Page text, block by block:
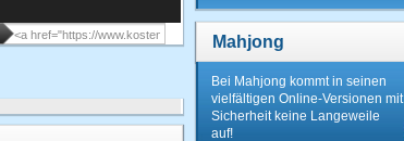
Mahjong
Bei Mahjong kommt in seinen
vielfältigen Online-Versionen mit
Sicherheit keine Langeweile
auf!